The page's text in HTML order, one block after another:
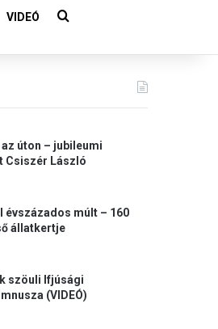
VIDEÓ Keresés:
úton – jubileumi
Csiszér László
évszázados múlt – 160
állatkertje
szöuli Ifjúsági
(VIDEÓ)